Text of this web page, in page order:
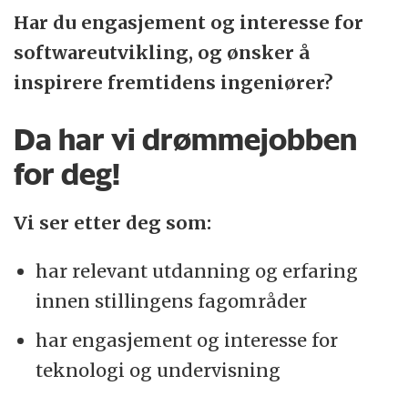
arbeidsplass som er tett på de store
samfunnsutfordringene – og samtidig nær
løsningene på dem. Et arbeid vi gyver løs
utdanning og forskning.
Vi tilbyr profesjonsorienterte og
arbeidslivsrettede utdanninger, forskning
og kunnskapsformidling med høy
internasjonal kvalitet. Som ansatt får
fordype deg i ditt eget felt, samtidig som
du har tilgang til en buffet av muligheter for
utvikling og læring.
Har du engasjement og interesse for
softwareutvikling, og ønsker å
inspirere fremtidens ingeniører?
Da har vi drømmejobben
for deg!
Vi ser etter deg som:
har relevant utdanning og erfaring
innen stillingens fagområder
har engasjement og interesse for
teknologi og undervisning